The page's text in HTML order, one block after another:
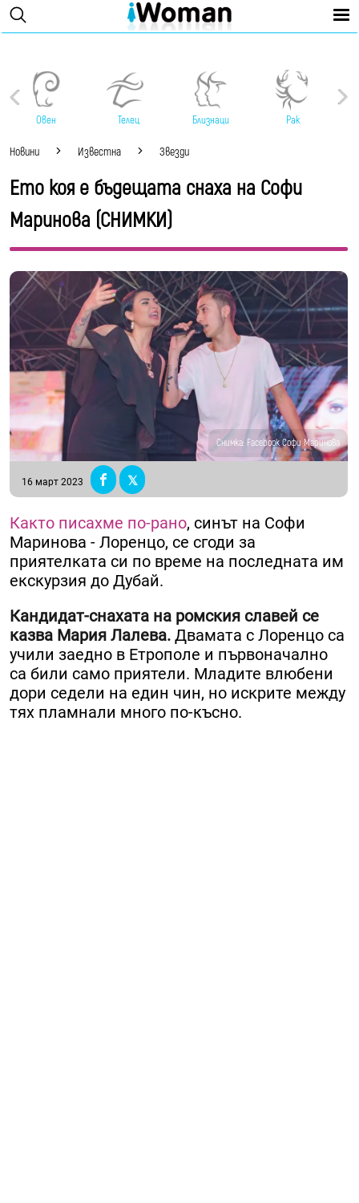
Овен Телец Близнаци Рак
Новини Известна Звезди
Ето коя е бъдещата снаха на Софи
Маринова (СНИМКИ)
Снимка: Facebook Софи Маринова
16 март 2023
Както писахме по-рано, синът на Софи
Маринова - Лоренцо, се сгоди за
приятелката си по време на последната им
екскурзия до Дубай.
Кандидат-снахата на ромския славей се
казва Мария Лалева. Двамата с Лоренцо са
учили заедно в Етрополе и първоначално
са били само приятели. Младите влюбени
дори седели на един чин, но искрите между
тях пламнали много по-късно.